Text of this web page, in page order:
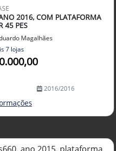
2016, COM PLATAFORMA
45 PES
Magalhães
7 lojas
2016/2016